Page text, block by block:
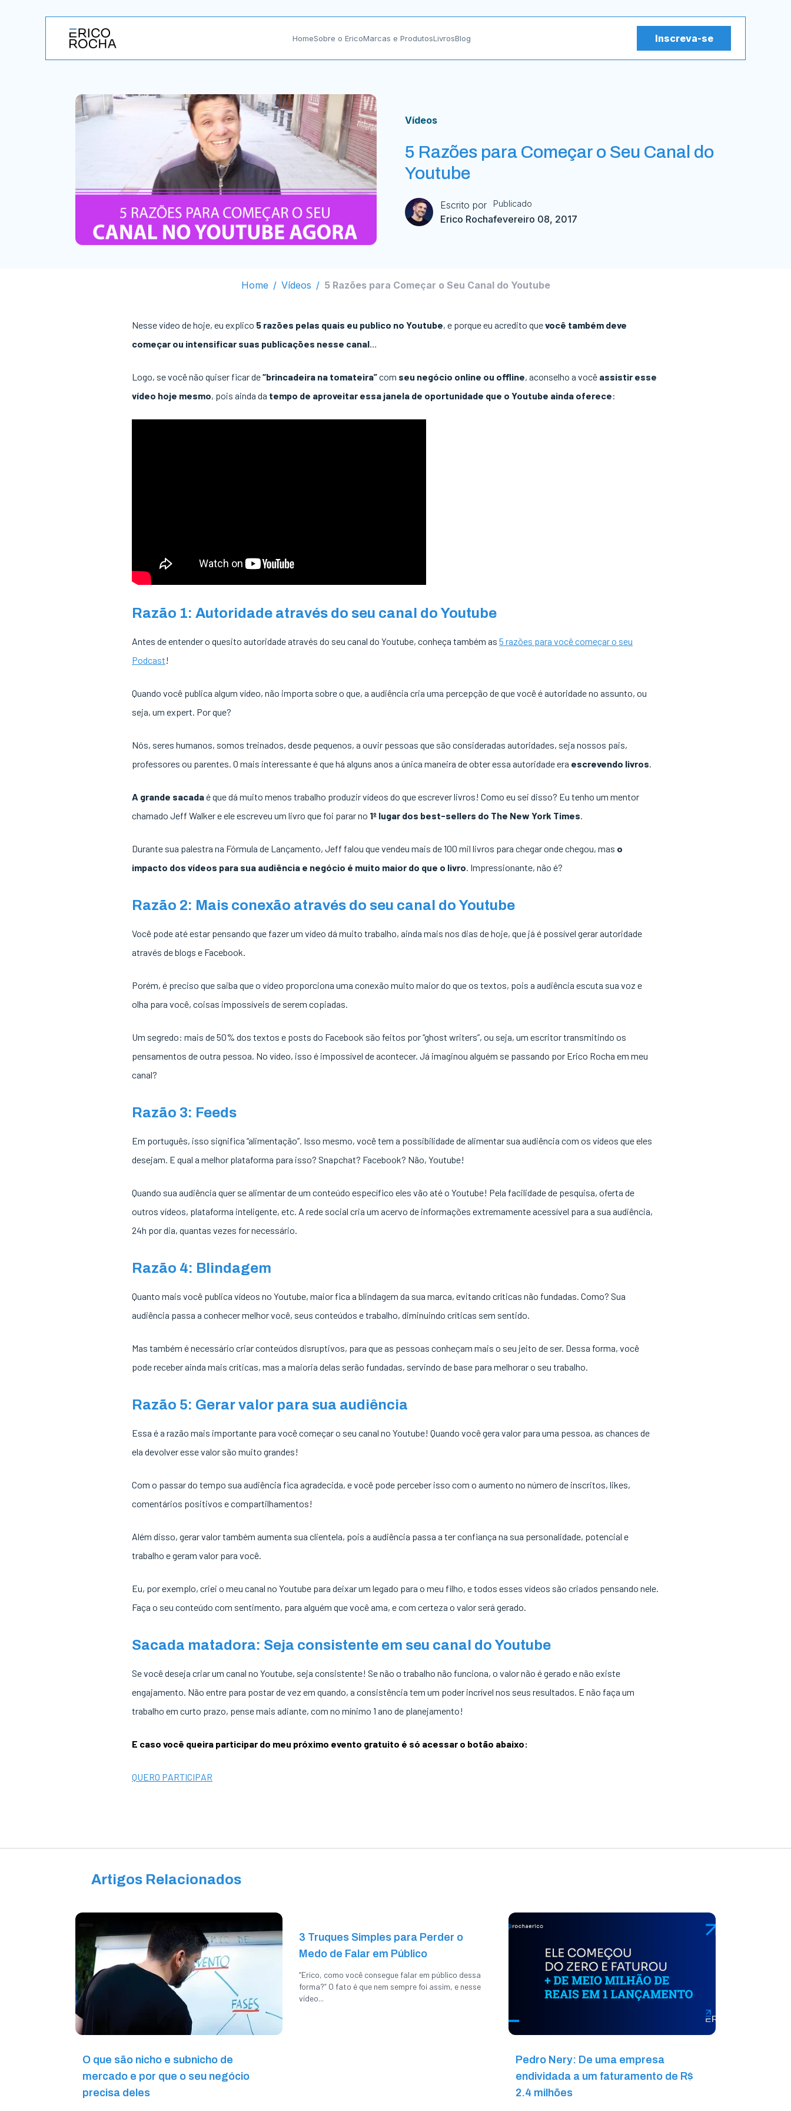
HomeSobre o EricoMarcas e ProdutosLivrosBlog Inscreva-se
Vídeos
5 Razões para Começar o Seu Canal do
Youtube
Escrito por
Erico Rocha
Publicado
fevereiro 08, 2017
Home / Vídeos / 5 Razões para Começar o Seu Canal do Youtube
Nesse vídeo de hoje, eu explico 5 razões pelas quais eu publico no Youtube, e porque eu acredito quevocê também deve
começar ou intensificar suas publicações nesse canal…
Logo, se você não quiser ficar de“brincadeira na tomateira”com seu negócio online ou offline, aconselho a você assistir esse
vídeo hoje mesmo, pois ainda da tempo de aproveitar essa janela de oportunidade que o Youtube ainda oferece:
Razão 1: Autoridade através do seu canal do Youtube
Antes de entender o quesito autoridade através do seu canal do Youtube, conheça também as 5 razões para você começar o seu
Podcast!
Quando você publica algum vídeo, não importa sobre o que, a audiência cria uma percepção de que você é autoridade no assunto, ou
seja, um expert. Por que?
Nós, seres humanos, somos treinados, desde pequenos, a ouvir pessoas que são consideradas autoridades, seja nossos pais,
professores ou parentes. O mais interessante é que há alguns anos a única maneira de obter essa autoridade era escrevendo livros.
A grande sacadaé que dá muito menos trabalho produzir vídeos do que escrever livros! Como eu sei disso? Eu tenho um mentor
chamado Jeff Walker e ele escreveu um livro que foi parar no 1º lugar dos best-sellers do The New York Times.
Durante sua palestra na Fórmula de Lançamento, Jeff falou que vendeu mais de 100 mil livros para chegar onde chegou, mas o
impacto dos vídeos para sua audiência e negócio é muito maior do que o livro. Impressionante, não é?
Razão 2: Mais conexão através do seu canal do Youtube
Você pode até estar pensando que fazer um vídeo dá muito trabalho, ainda mais nos dias de hoje, que já é possível gerar autoridade
através de blogs e Facebook.
Porém, é preciso que saiba que o vídeo proporciona uma conexão muito maior do que os textos, pois a audiência escuta sua voz e
olha para você, coisas impossíveis de serem copiadas.
Um segredo: mais de 50% dos textos e posts do Facebook são feitos por “ghost writers”, ou seja, um escritor transmitindo os
pensamentos de outra pessoa. No vídeo, isso é impossível de acontecer. Já imaginou alguém se passando por Erico Rocha em meu
canal?
Razão 3: Feeds
Em português, isso significa “alimentação”. Isso mesmo, você tem a possibilidade de alimentar sua audiência com os vídeos que eles
desejam. E qual a melhor plataforma para isso? Snapchat? Facebook? Não, Youtube!
Quando sua audiência quer se alimentar de um conteúdo específico eles vão até o Youtube! Pela facilidade de pesquisa, oferta de
outros vídeos, plataforma inteligente, etc. A rede social cria um acervo de informações extremamente acessível para a sua audiência,
24h por dia, quantas vezes for necessário.
Razão 4: Blindagem
Quanto mais você publica vídeos no Youtube, maior fica a blindagem da sua marca, evitando críticas não fundadas. Como? Sua
audiência passa a conhecer melhor você, seus conteúdos e trabalho, diminuindo críticas sem sentido.
Mas também é necessário criar conteúdos disruptivos, para que as pessoas conheçam mais o seu jeito de ser. Dessa forma, você
pode receber ainda mais críticas, mas a maioria delas serão fundadas, servindo de base para melhorar o seu trabalho.
Razão 5: Gerar valor para sua audiência
Essa é a razão mais importante para você começar o seu canal no Youtube! Quando você gera valor para uma pessoa, as chances de
ela devolver esse valor são muito grandes!
Com o passar do tempo sua audiência fica agradecida, e você pode perceber isso com o aumento no número de inscritos, likes,
comentários positivos e compartilhamentos!
Além disso, gerar valor também aumenta sua clientela, pois a audiência passa a ter confiança na sua personalidade, potencial e
trabalho e geram valor para você.
Eu, por exemplo, criei o meu canal no Youtube para deixar um legado para o meu filho, e todos esses vídeos são criados pensando nele.
Faça o seu conteúdo com sentimento, para alguém que você ama, e com certeza o valor será gerado.
Sacada matadora: Seja consistente em seu canal do Youtube
Se você deseja criar um canal no Youtube, seja consistente! Se não o trabalho não funciona, o valor não é gerado e não existe
engajamento. Não entre para postar de vez em quando, a consistência tem um poder incrível nos seus resultados. E não faça um
trabalho em curto prazo, pense mais adiante, com no mínimo 1 ano de planejamento!
E caso você queira participar do meu próximo evento gratuito é só acessar o botão abaixo:
QUERO PARTICIPAR
Artigos Relacionados
O que são nicho e subnicho de
mercado e por que o seu negócio
precisa deles
3 Truques Simples para Perder o
Medo de Falar em Público
“Erico, como você consegue falar em público dessa
forma?” O fato é que nem sempre foi assim, e nesse
vídeo...
Pedro Nery: De uma empresa
endividada a um faturamento de R$
2.4 milhões